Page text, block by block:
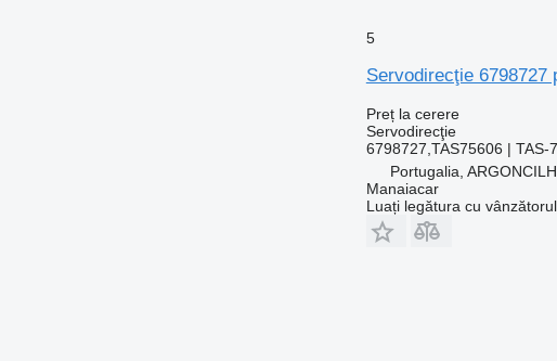
5
Servodirecţie 6798727
Preț la cerere
Servodirecţie
6798727,TAS75606 | TAS-
Portugalia,
Manaiacar
Luați legătura cu vânzătorul